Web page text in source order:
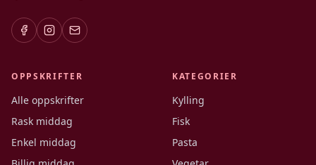
OPPSKRIFTER
Alle oppskrifter
Rask middag
Enkel middag
KATEGORIER
Kylling
Fisk
Pasta